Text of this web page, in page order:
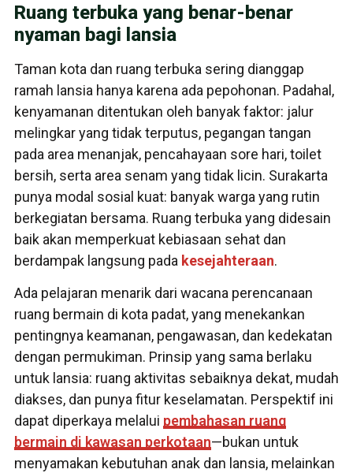
Ruang terbuka yang benar-benar
nyaman bagi lansia
Taman kota dan ruang terbuka sering dianggap
ramah lansia hanya karena ada pepohonan. Padahal,
kenyamanan ditentukan oleh banyak faktor: jalur
melingkar yang tidak terputus, pegangan tangan
pada area menanjak, pencahayaan sore hari, toilet
bersih, serta area senam yang tidak licin. Surakarta
punya modal sosial kuat: banyak warga yang rutin
berkegiatan bersama. Ruang terbuka yang didesain
baik akan memperkuat kebiasaan sehat dan
berdampak langsung pada kesejahteraan.
Ada pelajaran menarik dari wacana perencanaan
ruang bermain di kota padat, yang menekankan
pentingnya keamanan, pengawasan, dan kedekatan
dengan permukiman. Prinsip yang sama berlaku
untuk lansia: ruang aktivitas sebaiknya dekat, mudah
diakses, dan punya fitur keselamatan. Perspektif ini
dapat diperkaya melalui pembahasan ruang
bermain di kawasan perkotaan—bukan untuk
menyamakan kebutuhan anak dan lansia, melainkan